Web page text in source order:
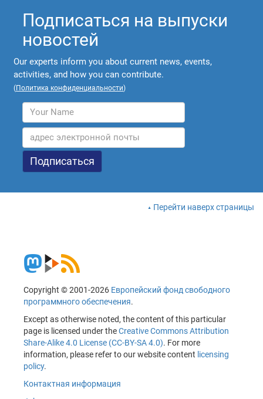
Подписаться на выпуски
новостей
Our experts inform you about current news, events,
activities, and how you can contribute.
(Политика конфиденциальности)
Перейти наверх страницы
Copyright © 2001-2026 Европейский фонд свободного
программного обеспечения.
Except as otherwise noted, the content of this particular
page is licensed under theCreative Commons Attribution
Share-Alike 4.0 License (CC-BY-SA 4.0). For more
information, please refer to our website content licensing
policy.
Контактная информация